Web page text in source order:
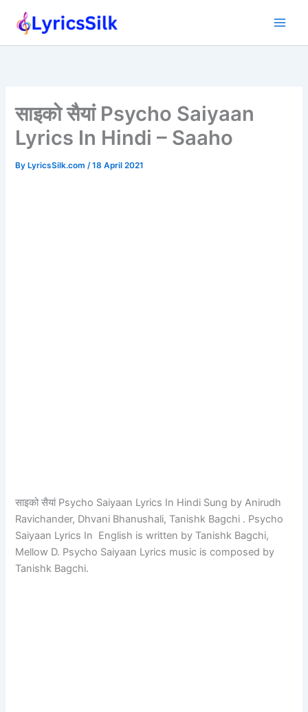
साइको सैयां Psycho Saiyaan
Lyrics In Hindi – Saaho
ByLyricsSilk.com /18 April 2021
साइको सैयां Psycho Saiyaan Lyrics In Hindi Sung by Anirudh
Ravichander, Dhvani Bhanushali, Tanishk Bagchi . Psycho
Saiyaan Lyrics In English is written by Tanishk Bagchi,
Mellow D. Psycho Saiyaan Lyrics music is composed by
Tanishk Bagchi.